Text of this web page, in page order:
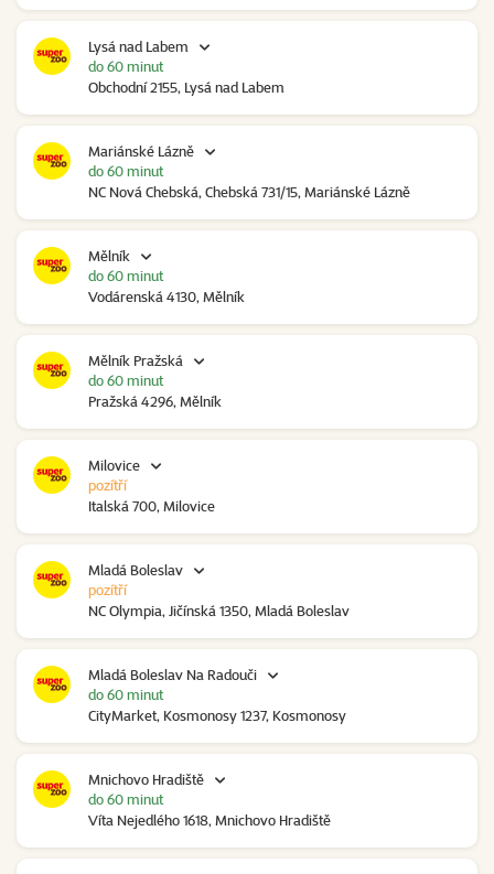
Lysá nad Labem
Obchodní 2155, Lysá nad Labem
do 60 minut
Mariánské Lázně
NC Nová Chebská, Chebská 731/15, Mariánské Lázně
do 60 minut
Mělník
Vodárenská 4130, Mělník
do 60 minut
Mělník Pražská
Pražská 4296, Mělník
do 60 minut
Milovice
Italská 700, Milovice
pozítří
Mladá Boleslav
NC Olympia, Jičínská 1350, Mladá Boleslav
pozítří
Mladá Boleslav Na Radouči
CityMarket, Kosmonosy 1237, Kosmonosy
do 60 minut
Mnichovo Hradiště
Víta Nejedlého 1618, Mnichovo Hradiště
do 60 minut